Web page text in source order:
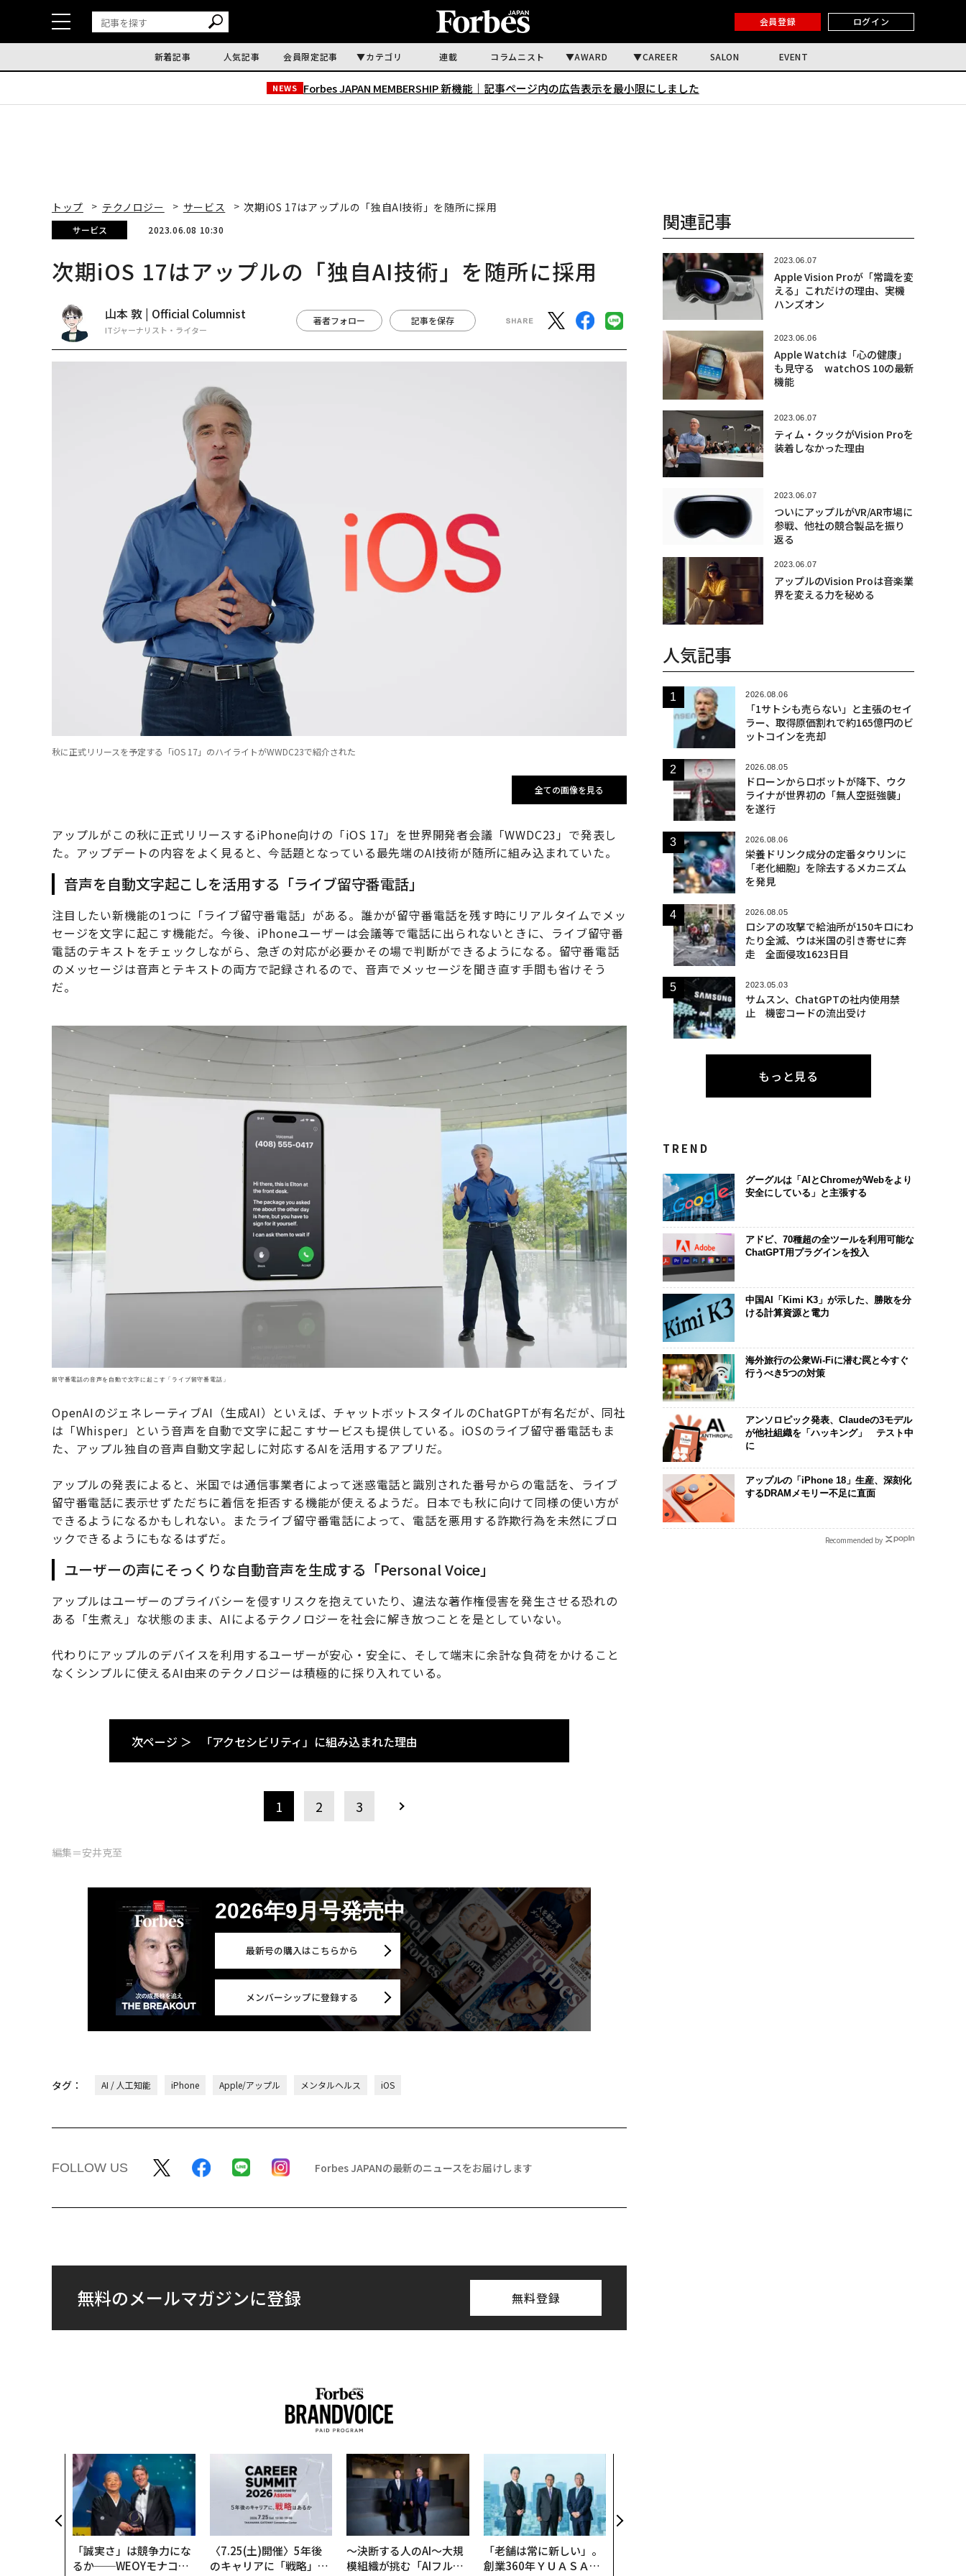
会員登録 ログイン
新着記事 人気記事 会員限定記事 カテゴリ 連載 コラムニスト AWARD CAREER SALON EVENT
NEWS Forbes JAPAN MEMBERSHIP 新機能｜ 記事ページ内の広告表示を最小限にしました
トップ テクノロジー サービス 次期iOS 17はアップルの「独自AI技術」を随所に採用
サービス 2023.06.08 10:30
次期iOS 17はアップルの「独自AI技術」を随所に採用
山本 敦 | Official Columnist
ITジャーナリスト・ライター
著者フォロー 記事を保存
秋に正式リリースを予定する「iOS 17」のハイライトがWWDC23で紹介された
全ての画像を見る
アップルがこの秋に正式リリースするiPhone向けの「iOS 17」を世界開発者会議「WWDC23」で発表し
た。アップデートの内容をよく見ると、今話題となっている最先端のAI技術が随所に組み込まれていた。
音声を自動文字起こしを活用する「ライブ留守番電話」
注目したい新機能の1つに「ライブ留守番電話」がある。誰かが留守番電話を残す時にリアルタイムでメッ
セージを文字に起こす機能だ。今後、iPhoneユーザーは会議等で電話に出られないときに、ライブ留守番
電話のテキストをチェックしながら、急ぎの対応が必要かその場で判断ができるようになる。留守番電話
のメッセージは音声とテキストの両方で記録されるので、音声でメッセージを聞き直す手間も省けそう
だ。
留守番電話の音声を自動で文字に起こす「ライブ留守番電話」
OpenAIのジェネレーティブAI（生成AI）といえば、チャットボットスタイルのChatGPTが有名だが、同社
は「Whisper」という音声を自動で文字に起こすサービスも提供している。iOSのライブ留守番電話もま
た、アップル独自の音声自動文字起しに対応するAIを活用するアプリだ。
アップルの発表によると、米国では通信事業者によって迷惑電話と識別された番号からの電話を、ライブ
留守番電話に表示せずただちに着信を拒否する機能が使えるようだ。日本でも秋に向けて同様の使い方が
できるようになるかもしれない。またライブ留守番電話によって、電話を悪用する詐欺行為を未然にブロ
ックできるようにもなるはずだ。
ユーザーの声にそっくりな自動音声を生成する「Personal Voice」
アップルはユーザーのプライバシーを侵すリスクを抱えていたり、違法な著作権侵害を発生させる恐れの
ある「生煮え」な状態のまま、AIによるテクノロジーを社会に解き放つことを是としていない。
代わりにアップルのデバイスを利用するユーザーが安心・安全に、そして端末に余計な負荷をかけること
なくシンプルに使えるAI由来のテクノロジーは積極的に採り入れている。
次ページ ＞ 「アクセシビリティ」に組み込まれた理由
1 2 3
編集＝安井克至
2026年9月号発売中
最新号の購入はこちらから
メンバーシップに登録する
タグ： AI / 人工知能 iPhone Apple/アップル メンタルヘルス iOS
FOLLOW US Forbes JAPANの最新のニュースをお届けします
無料のメールマガジンに登録 無料登録
「誠実さ」は競争力にな
るか──WEOYモナコで
〈7.25(土)開催〉5年後
のキャリアに「戦略」は
〜決断する人のAI〜大規
模組織が挑む「AIフル実
「老舗は常に新しい」。
創業360年ＹＵＡＳＡと
関連記事
2023.06.07
Apple Vision Proが「常識を変
える」これだけの理由、実機
ハンズオン
2023.06.06
Apple Watchは「心の健康」
も見守る watchOS 10の最新
機能
2023.06.07
ティム・クックがVision Proを
装着しなかった理由
2023.06.07
ついにアップルがVR/AR市場に
参戦、他社の競合製品を振り
返る
2023.06.07
アップルのVision Proは音楽業
界を変える力を秘める
人気記事
2026.08.06
「1サトシも売らない」と主張のセイ
ラー、取得原価割れで約165億円のビ
ットコインを売却
2026.08.05
ドローンからロボットが降下、ウク
ライナが世界初の「無人空挺強襲」
を遂行
2026.08.06
栄養ドリンク成分の定番タウリンに
「老化細胞」を除去するメカニズム
を発見
2026.08.05
ロシアの攻撃で給油所が150キロにわ
たり全滅、ウは米国の引き寄せに奔
走 全面侵攻1623日目
2023.05.03
サムスン、ChatGPTの社内使用禁
止 機密コードの流出受け
もっと見る
TREND
グーグルは「AIとChromeがWebをより
安全にしている」と主張する
アドビ、70種超の全ツールを利用可能な
ChatGPT用プラグインを投入
中国AI「Kimi K3」が示した、勝敗を分
ける計算資源と電力
海外旅行の公衆Wi-Fiに潜む罠と今すぐ
行うべき5つの対策
アンソロピック発表、Claudeの3モデル
が他社組織を「ハッキング」 テスト中
に
アップルの「iPhone 18」生産、深刻化
するDRAMメモリー不足に直面
Recommended by